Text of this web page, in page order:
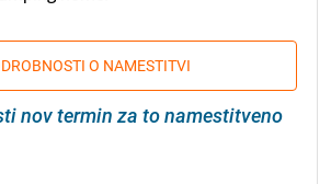
O NAMESTITVI
nov termin za to namestitveno